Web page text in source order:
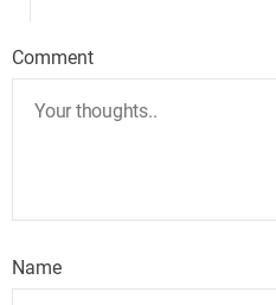
Comment
Name